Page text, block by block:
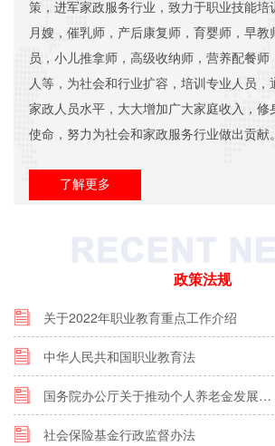
策，进军家政服务行业，致力于职业技能培
月嫂，催乳师，产后康复师，育婴师，早教
员，小儿推拿师，高级收纳师，营养配餐师
人等，为社会和行业扩容，培训专业人员，
家政人员水平，大大增加广大家庭收入，修
使命，努力为社会和家政服务行业做出贡献。
了解更多
政策法规
关于2022年职业教育重点工作介绍
中华人民共和国职业教育法
国务院办公厅关于推动个人养老金发展…
社会保险基金行政监督办法